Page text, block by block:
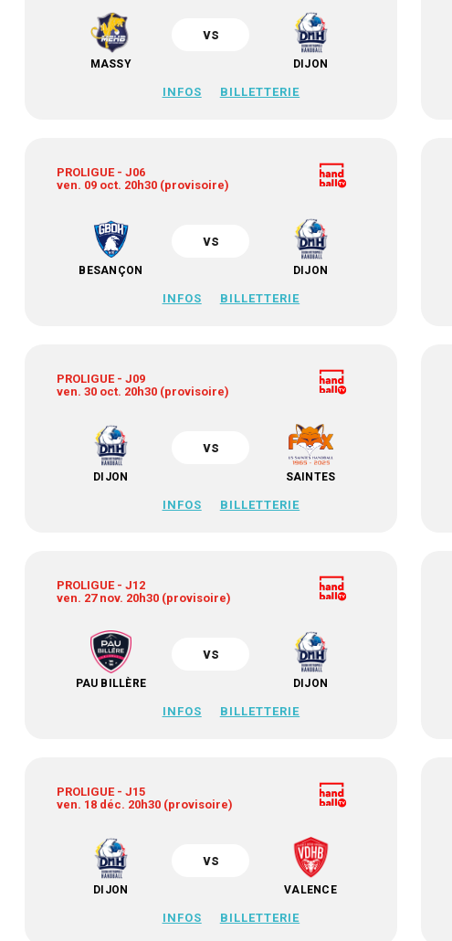
MASSY
vs
DIJON
INFOS BILLETTERIE
PROLIGUE - J06
ven. 09 oct. 20h30 (provisoire)
BESANÇON
vs
DIJON
INFOS BILLETTERIE
PROLIGUE - J09
ven. 30 oct. 20h30 (provisoire)
DIJON
vs
SAINTES
INFOS BILLETTERIE
PROLIGUE - J12
ven. 27 nov. 20h30 (provisoire)
PAU BILLÈRE
vs
DIJON
INFOS BILLETTERIE
PROLIGUE - J15
ven. 18 déc. 20h30 (provisoire)
DIJON
vs
VALENCE
INFOS BILLETTERIE